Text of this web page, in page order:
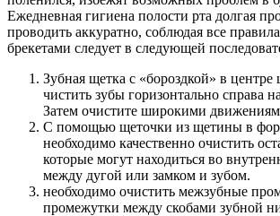
Ежедневная гигиена полости рта долгая
проводить аккуратно, соблюдая все
брекетами следует в следующей
Зубная щетка с «бороздкой» в
чистить зубы горизонтально справа
Затем очистите широкими
С помощью щеточки из щетины в
необходимо качественно очистить
которые могут находиться во
между дугой или замком и зубом.
необходимо очистить межзубные
промежутки между скобами зубной